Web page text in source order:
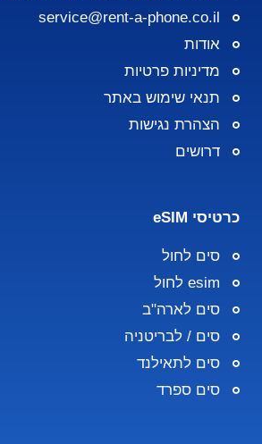
service@rent-a-phone.co.il
אודות
מדיניות פרטיות
תנאי שימוש באתר
הצהרת נגישות
דרושים
כרטיסי eSIM
סים לחול
esim לחול
סים לארה"ב
סים / לבריטניה
סים לתאילנד
סים ספרד